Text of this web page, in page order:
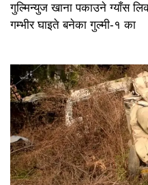
गुल्मिन्युज खाना पकाउने ग्याँस
गम्भीर घाइते बनेका गुल्मी-१ का